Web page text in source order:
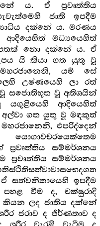
ය. ඒ ප්‍ර‍වෘත්තිය
ජාති ඉපදීම
දක්නේ ය. මරණය
ආදියෙහිත් මධ්‍යයෙහිත්
නො දක්නේ ය. ඒ
යි කියා ගත යුතු වූ
යම් සේ
උෂ්ණයෙහි ලා රත්
සජොතිභූත වූ අතිශයින්
ආදියෙහිත්
ගත යුතු වූ මඳකුත්
එපරිද්දෙන්
ප්‍ර‍වෘත්තිය සම්මර්ශනය
ප්‍ර‍වෘත්තිය සම්මර්ශනය
සත්වනිකායෙහි ඉපදීම
වීම ද, චක්ෂුරාදි
කියන ලද ජාතිය දක්නේ
ජරාව ද ජීර්ණතාව ද